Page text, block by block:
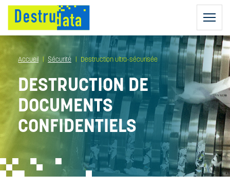
Accueil Sécurité Destruction ultra-sécurisée
DESTRUCTION DE
DOCUMENTS
CONFIDENTIELS
DESTRUCTION
D'ARCHIVES
DESTRUCTION
DE DISQUES
DURS
DESTRUCTION
RGPD :